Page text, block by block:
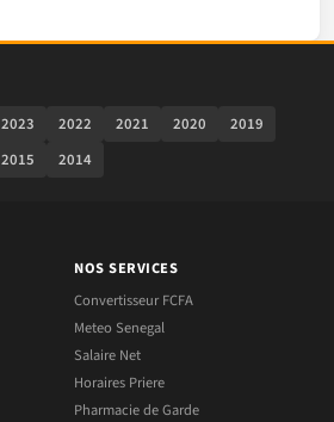
2023 2022 2021 2020
2019
2015 2014
NOS SERVICES
Convertisseur FCFA
Meteo Senegal
Salaire Net
Horaires Priere
Pharmacie de Garde